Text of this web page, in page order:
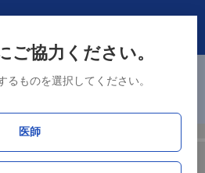
ご協力ください。
るものを選択してください。
医師
徳島市、佐賀市の4市を追加しました。
厚生労働省データ連携